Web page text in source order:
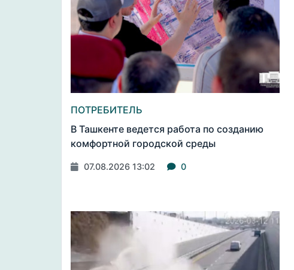
ПОТРЕБИТЕЛЬ
В Ташкенте ведется работа по созданию
комфортной городской среды
07.08.2026 13:02 0